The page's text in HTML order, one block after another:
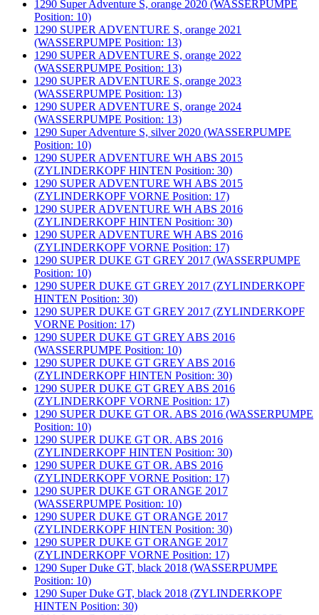
1290 Super Adventure S, orange 2020 (WASSERPUMPE
Position: 10)
1290 SUPER ADVENTURE S, orange 2021
(WASSERPUMPE Position: 13)
1290 SUPER ADVENTURE S, orange 2022
(WASSERPUMPE Position: 13)
1290 SUPER ADVENTURE S, orange 2023
(WASSERPUMPE Position: 13)
1290 SUPER ADVENTURE S, orange 2024
(WASSERPUMPE Position: 13)
1290 Super Adventure S, silver 2020 (WASSERPUMPE
Position: 10)
1290 SUPER ADVENTURE WH ABS 2015
(ZYLINDERKOPF HINTEN Position: 30)
1290 SUPER ADVENTURE WH ABS 2015
(ZYLINDERKOPF VORNE Position: 17)
1290 SUPER ADVENTURE WH ABS 2016
(ZYLINDERKOPF HINTEN Position: 30)
1290 SUPER ADVENTURE WH ABS 2016
(ZYLINDERKOPF VORNE Position: 17)
1290 SUPER DUKE GT GREY 2017 (WASSERPUMPE
Position: 10)
1290 SUPER DUKE GT GREY 2017 (ZYLINDERKOPF
HINTEN Position: 30)
1290 SUPER DUKE GT GREY 2017 (ZYLINDERKOPF
VORNE Position: 17)
1290 SUPER DUKE GT GREY ABS 2016
(WASSERPUMPE Position: 10)
1290 SUPER DUKE GT GREY ABS 2016
(ZYLINDERKOPF HINTEN Position: 30)
1290 SUPER DUKE GT GREY ABS 2016
(ZYLINDERKOPF VORNE Position: 17)
1290 SUPER DUKE GT OR. ABS 2016 (WASSERPUMPE
Position: 10)
1290 SUPER DUKE GT OR. ABS 2016
(ZYLINDERKOPF HINTEN Position: 30)
1290 SUPER DUKE GT OR. ABS 2016
(ZYLINDERKOPF VORNE Position: 17)
1290 SUPER DUKE GT ORANGE 2017
(WASSERPUMPE Position: 10)
1290 SUPER DUKE GT ORANGE 2017
(ZYLINDERKOPF HINTEN Position: 30)
1290 SUPER DUKE GT ORANGE 2017
(ZYLINDERKOPF VORNE Position: 17)
1290 Super Duke GT, black 2018 (WASSERPUMPE
Position: 10)
1290 Super Duke GT, black 2018 (ZYLINDERKOPF
HINTEN Position: 30)